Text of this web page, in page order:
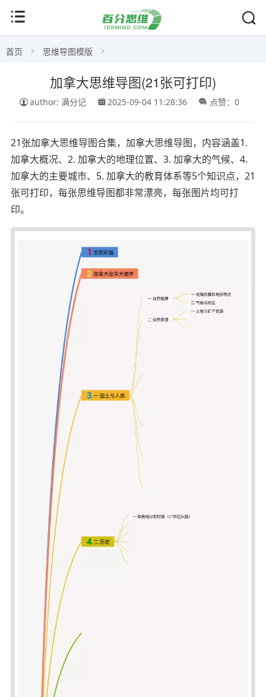
首页 思维导图模版
加拿大思维导图(21张可打印)
author: 满分记 2025-09-04 11:28:36 点赞：0
21张加拿大思维导图合集，加拿大思维导图，内容涵盖1.
加拿大概况、2. 加拿大的地理位置、3. 加拿大的气候、4.
加拿大的主要城市、5. 加拿大的教育体系等5个知识点，21
张可打印，每张思维导图都非常漂亮，每张图片均可打
印。